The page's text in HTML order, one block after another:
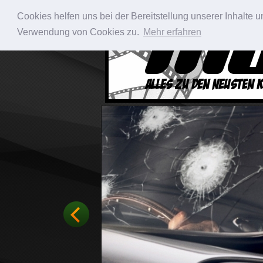
Cookies helfen uns bei der Bereitstellung unserer Inhalte
Verwendung von Cookies zu. Mehr erfahren